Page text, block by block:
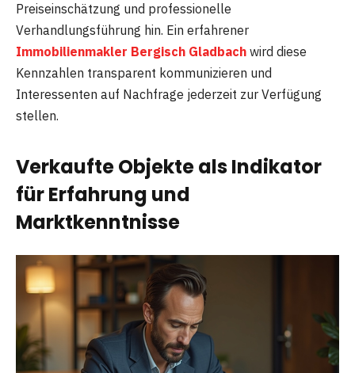
Preiseinschätzung und professionelle
Verhandlungsführung hin. Ein erfahrener
Immobilienmakler Bergisch Gladbach wird diese
Kennzahlen transparent kommunizieren und
Interessenten auf Nachfrage jederzeit zur Verfügung
stellen.
Verkaufte Objekte als Indikator
für Erfahrung und
Marktkenntnisse